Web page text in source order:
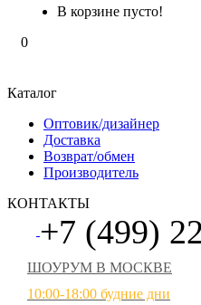
В корзине пусто!
0
Каталог
Оптовик/дизайнер
Доставка
Возврат/обмен
Производитель
КОНТАКТЫ
+7 (499)
ШОУРУМ В МОСКВЕ
10:00-18:00 будние дни